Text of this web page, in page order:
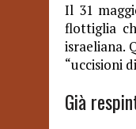
Il 31
flottiglia
israeliana.
“uccisioni
Già